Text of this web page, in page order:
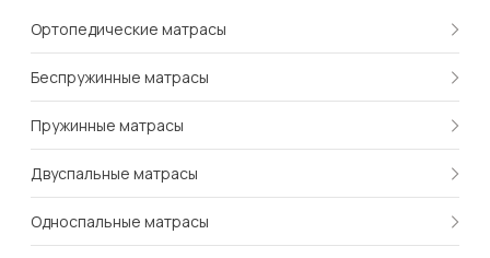
Ортопедические матрасы
Беспружинные матрасы
Пружинные матрасы
Двуспальные матрасы
Односпальные матрасы